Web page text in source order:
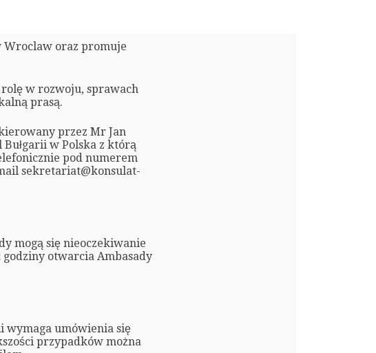
Wroclaw oraz promuje
w rozwoju, sprawach
prasą.
przez Mr Jan
w Polska z którą
pod numerem
sekretariat@konsulat-
mogą się nieoczekiwanie
otwarcia Ambasady
wymaga umówienia się
przypadków można